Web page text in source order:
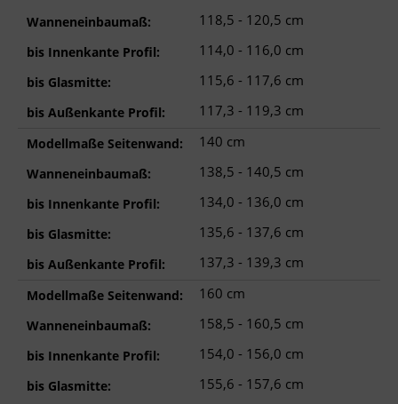
Wanneneinbaumaß: 118,5 - 120,5 cm
bis Innenkante Profil: 114,0 - 116,0 cm
bis Glasmitte: 115,6 - 117,6 cm
bis Außenkante Profil: 117,3 - 119,3 cm
Modellmaße Seitenwand: 140 cm
Wanneneinbaumaß: 138,5 - 140,5 cm
bis Innenkante Profil: 134,0 - 136,0 cm
bis Glasmitte: 135,6 - 137,6 cm
bis Außenkante Profil: 137,3 - 139,3 cm
Modellmaße Seitenwand: 160 cm
Wanneneinbaumaß: 158,5 - 160,5 cm
bis Innenkante Profil: 154,0 - 156,0 cm
bis Glasmitte: 155,6 - 157,6 cm